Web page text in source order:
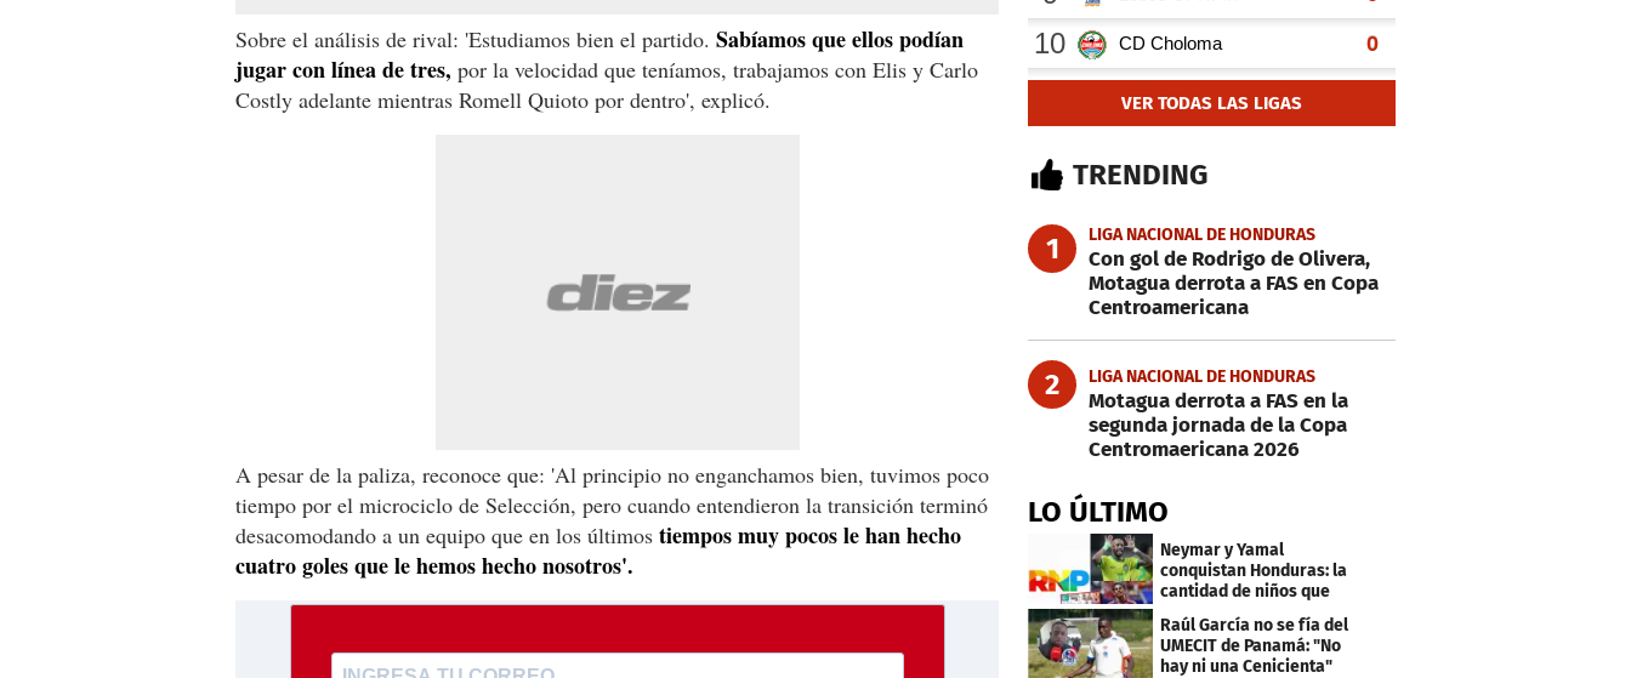
Sobre el análisis de rival: 'Estudiamos bien el partido. Sabíamos que ellos podían
jugar con línea de tres, por la velocidad que teníamos, trabajamos con Elis y Carlo
Costly adelante mientras Romell Quioto por dentro', explicó.
A pesar de la paliza, reconoce que: 'Al principio no enganchamos bien, tuvimos poco
tiempo por el microciclo de Selección, pero cuando entendieron la transición terminó
desacomodando a un equipo que en los últimos tiempos muy pocos le han hecho
cuatro goles que le hemos hecho nosotros'.
VER TODAS LAS LIGAS
TRENDING
1 LIGA NACIONAL DE HONDURAS
Con gol de Rodrigo de Olivera,
Motagua derrota a FAS en Copa
Centroamericana
2 LIGA NACIONAL DE HONDURAS
Motagua derrota a FAS en la
segunda jornada de la Copa
Centromaericana 2026
LO ÚLTIMO
Neymar y Yamal
conquistan Honduras: la
cantidad de niños que
llevan sus nombres
Raúl García no se fía del
UMECIT de Panamá: "No
hay ni una Cenicienta"